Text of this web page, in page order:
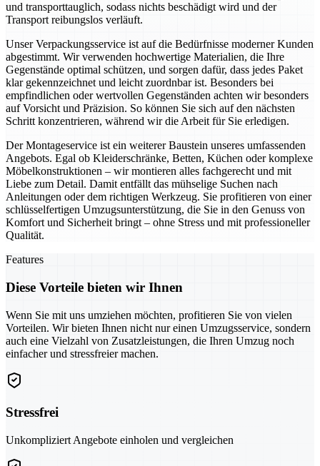
und transporttauglich, sodass nichts beschädigt wird und der
Transport reibungslos verläuft.
Unser Verpackungsservice ist auf die Bedürfnisse moderner Kunden
abgestimmt. Wir verwenden hochwertige Materialien, die Ihre
Gegenstände optimal schützen, und sorgen dafür, dass jedes Paket
klar gekennzeichnet und leicht zuordnbar ist. Besonders bei
empfindlichen oder wertvollen Gegenständen achten wir besonders
auf Vorsicht und Präzision. So können Sie sich auf den nächsten
Schritt konzentrieren, während wir die Arbeit für Sie erledigen.
Der Montageservice ist ein weiterer Baustein unseres umfassenden
Angebots. Egal ob Kleiderschränke, Betten, Küchen oder komplexe
Möbelkonstruktionen – wir montieren alles fachgerecht und mit
Liebe zum Detail. Damit entfällt das mühselige Suchen nach
Anleitungen oder dem richtigen Werkzeug. Sie profitieren von einer
schlüsselfertigen Umzugsunterstützung, die Sie in den Genuss von
Komfort und Sicherheit bringt – ohne Stress und mit professioneller
Qualität.
Features
Diese Vorteile bieten wir Ihnen
Wenn Sie mit uns umziehen möchten, profitieren Sie von vielen
Vorteilen. Wir bieten Ihnen nicht nur einen Umzugsservice, sondern
auch eine Vielzahl von Zusatzleistungen, die Ihren Umzug noch
einfacher und stressfreier machen.
Stressfrei
Unkompliziert Angebote einholen und vergleichen